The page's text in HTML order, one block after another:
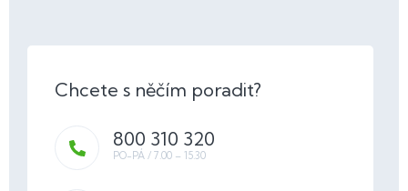
800 310 320